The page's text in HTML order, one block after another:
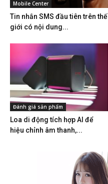
Mobile Center
Tin nhắn SMS đầu tiên trên thế
giới có nội dung...
Đánh giá sản phẩm
Loa di động tích hợp AI để
hiệu chỉnh âm thanh,...